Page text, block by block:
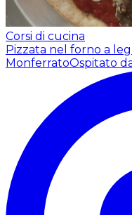
Corsi di cucina
Pizzata nel forno a
MonferratoOspitato